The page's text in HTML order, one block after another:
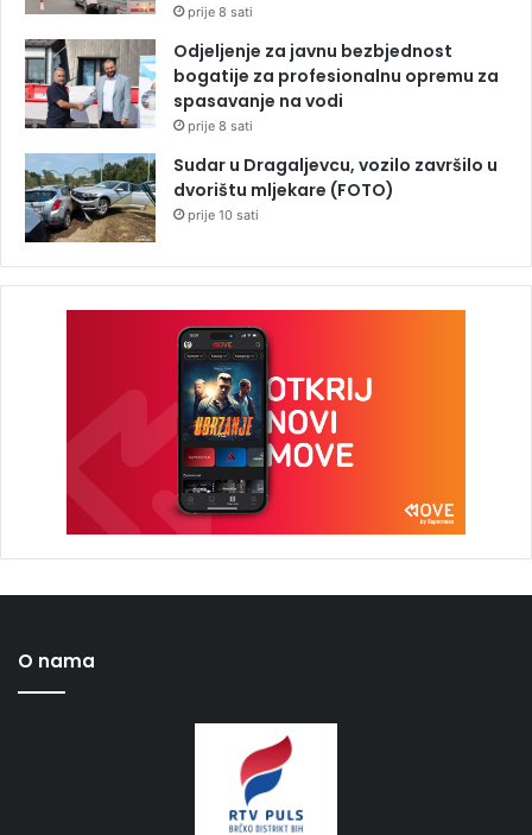
prije 8 sati
Odjeljenje za javnu bezbjednost
bogatije za profesionalnu opremu za
spasavanje na vodi
prije 8 sati
Sudar u Dragaljevcu, vozilo završilo u
dvorištu mljekare (FOTO)
prije 10 sati
O nama